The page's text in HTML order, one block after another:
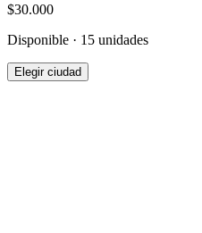
$30.000
Disponible · 15 unidades
Elegir ciudad